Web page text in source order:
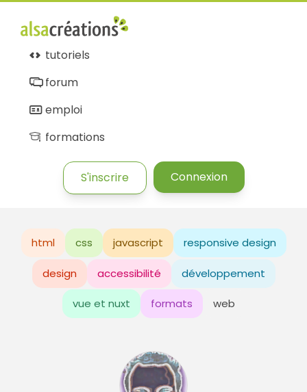
tutoriels
forum
emploi
formations
S'inscrire Connexion
html css javascript responsive design
design accessibilité développement
vue et nuxt formats web